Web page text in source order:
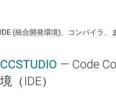
TPS22965—調整可能な立ち
機能搭載、5.7V、6A、16mΩ
IDE (統合開発環境)、コンパイラ、
CCSTUDIO — Code
境（IDE）